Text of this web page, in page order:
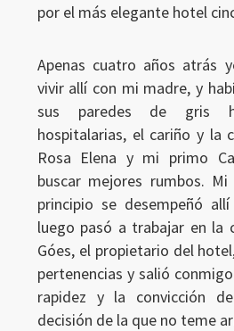
por el más elegante hotel
Apenas cuatro años atrás
vivir allí con mi madre, y
sus paredes de gris
hospitalarias, el cariño y la
Rosa Elena y mi primo
buscar mejores rumbos.
principio se desempeñó
luego pasó a trabajar en la
Góes, el propietario del
pertenencias y salió
rapidez y la convicción
decisión de la que no teme